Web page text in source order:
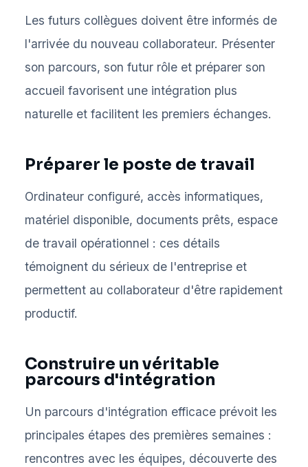
Les futurs collègues doivent être informés de
l'arrivée du nouveau collaborateur. Présenter
son parcours, son futur rôle et préparer son
accueil favorisent une intégration plus
naturelle et facilitent les premiers échanges.
Préparer le poste de travail
Ordinateur configuré, accès informatiques,
matériel disponible, documents prêts, espace
de travail opérationnel : ces détails
témoignent du sérieux de l'entreprise et
permettent au collaborateur d'être rapidement
productif.
Construire un véritable
parcours d'intégration
Un parcours d'intégration efficace prévoit les
principales étapes des premières semaines :
rencontres avec les équipes, découverte des